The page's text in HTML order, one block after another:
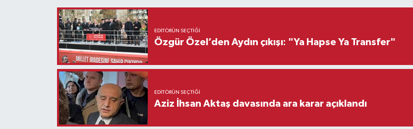
EDITÖRÜN SEÇTIĞI
Özgür Özel’den Aydın çıkışı: "Ya Hapse Ya Transfer"
EDITÖRÜN SEÇTIĞI
Aziz İhsan Aktaş davasında ara karar açıklandı